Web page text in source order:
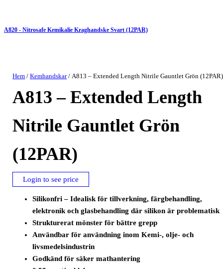
A820 - Nitrosafe Kemikalie Kraghandske Svart (12PAR)
Hem /Kemhandskar/ A813 – Extended Length Nitrile Gauntlet Grön (12PAR)
A813 – Extended Length
Nitrile Gauntlet Grön
(12PAR)
Login to see price
Silikonfri – Idealisk för tillverkning, färgbehandling,
elektronik och glasbehandling där silikon är problematisk
Strukturerat mönster för bättre grepp
Användbar för användning inom Kemi-, olje- och
livsmedelsindustrin
Godkänd för säker mathantering